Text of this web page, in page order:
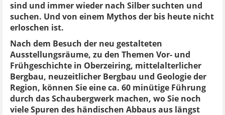
sind und immer wieder nach Silber suchten und
suchen. Und von einem Mythos der bis heute nicht
erloschen ist.
Nach dem Besuch der neu gestalteten
Ausstellungsräume, zu den Themen Vor- und
Frühgeschichte in Oberzeiring, mittelalterlicher
Bergbau, neuzeitlicher Bergbau und Geologie der
Region, können Sie eine ca. 60 minütige Führung
durch das Schaubergwerk machen, wo Sie noch
viele Spuren des händischen Abbaus aus längst